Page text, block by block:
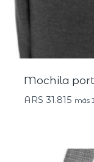
Mochila
ARS 31.815 más